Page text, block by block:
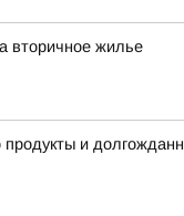
вторичное жилье
и